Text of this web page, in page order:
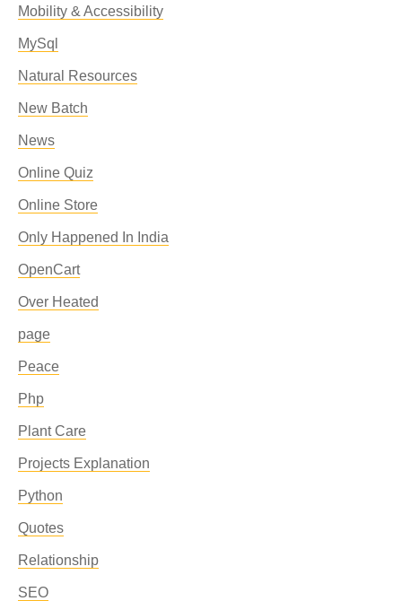
Mobility & Accessibility
MySql
Natural Resources
New Batch
News
Online Quiz
Online Store
Only Happened In India
OpenCart
Over Heated
page
Peace
Php
Plant Care
Projects Explanation
Python
Quotes
Relationship
SEO